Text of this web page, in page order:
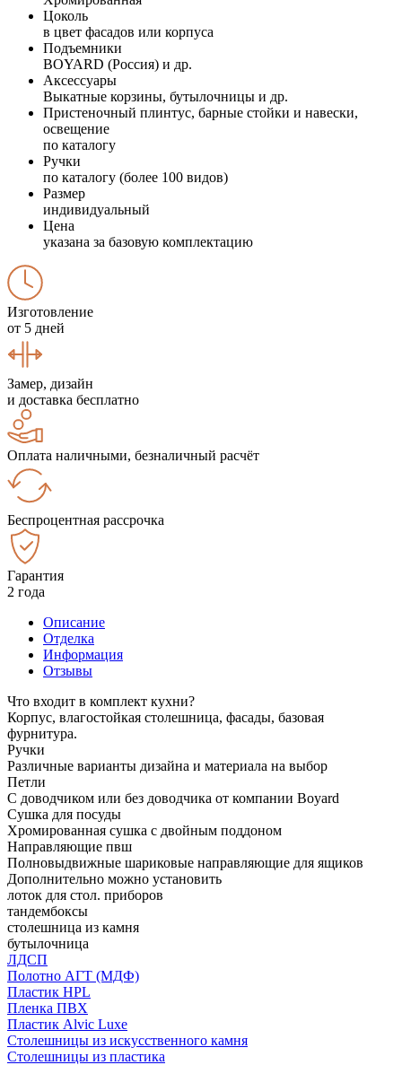
Цоколь
в цвет фасадов или корпуса
Подъемники
BOYARD (Россия) и др.
Аксессуары
Выкатные корзины, бутылочницы и др.
Пристеночный плинтус, барные стойки и навески,
освещение
по каталогу
Ручки
по каталогу (более 100 видов)
Размер
индивидуальный
Цена
указана за базовую комплектацию
Изготовление
от 5 дней
Замер, дизайн
и доставка бесплатно
Оплата наличными, безналичный расчёт
Беспроцентная рассрочка
Гарантия
2 года
Описание
Отделка
Информация
Отзывы
Что входит в комплект кухни?
Корпус, влагостойкая столешница, фасады, базовая
фурнитура.
Ручки
Различные варианты дизайна и материала на выбор
Петли
С доводчиком или без доводчика от компании Boyard
Сушка для посуды
Хромированная сушка с двойным поддоном
Направляющие пвш
Полновыдвижные шариковые направляющие для ящиков
Дополнительно можно установить
лоток для стол. приборов
тандембоксы
столешница из камня
бутылочница
ЛДСП
Полотно АГТ (МДФ)
Пластик HPL
Пленка ПВХ
Пластик Alvic Luxe
Столешницы из искусственного камня
Столешницы из пластика